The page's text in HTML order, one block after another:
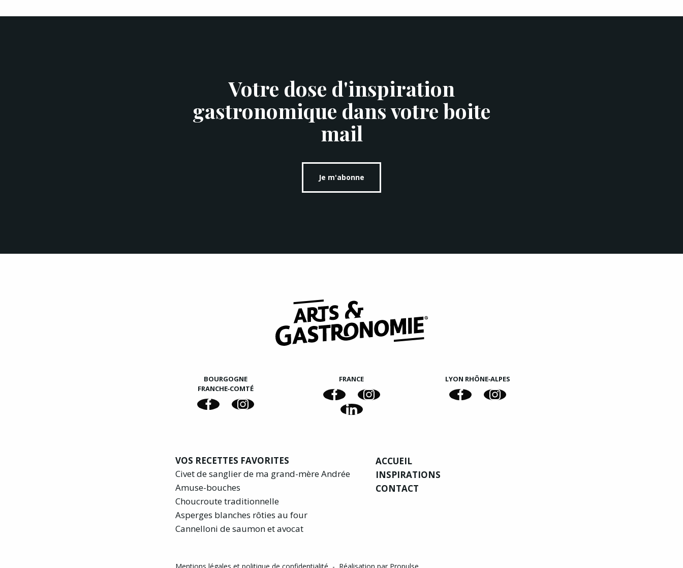
Votre dose d'inspiration
gastronomique dans votre boite
mail
Je m'abonne
BOURGOGNE
FRANCHE‑COMTÉ
FRANCE LYON RHÔNE‑ALPES
VOS RECETTES FAVORITES
Civet de sanglier de ma grand-mère Andrée
Amuse-bouches
Choucroute traditionnelle
Asperges blanches rôties au four
Cannelloni de saumon et avocat
ACCUEIL
INSPIRATIONS
CONTACT